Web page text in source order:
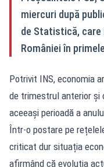
miercuri după
de Statistică, care
României în
Potrivit INS, economia
de trimestrul anterior și
aceeași perioadă a
Într-o postare pe
criticat dur situația
afirmând că evoluția